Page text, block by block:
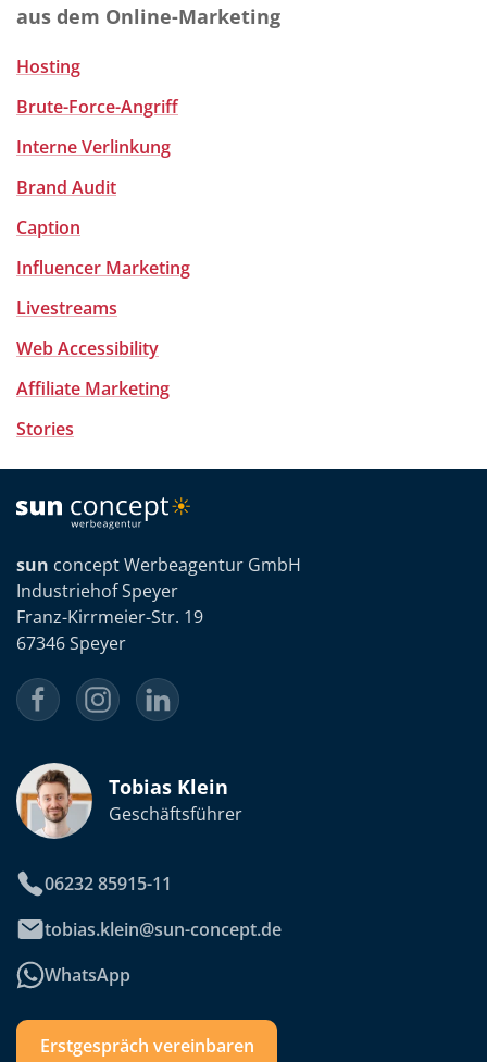
aus dem Online-Marketing
Hosting
Brute-Force-Angriff
Interne Verlinkung
Brand Audit
Caption
Influencer Marketing
Livestreams
Web Accessibility
Affiliate Marketing
Stories
sun concept Werbeagentur GmbH
Industriehof Speyer
Franz-Kirrmeier-Str. 19
67346 Speyer
Tobias Klein
Geschäftsführer
06232 85915-11
tobias.klein@sun-concept.de
WhatsApp
Erstgespräch vereinbaren